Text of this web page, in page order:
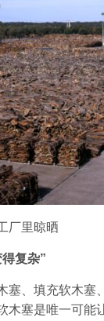
厂里晾晒
复杂”
塞、填充软木塞
木塞是唯一可能